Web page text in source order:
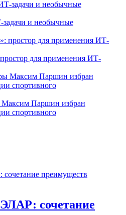
и необычные
для применения ИТ-
Паршин избран
спортивного
сочетание